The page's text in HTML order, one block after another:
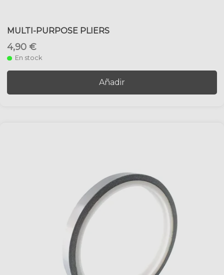
MULTI-PURPOSE PLIERS
4,90 €
En stock
Añadir